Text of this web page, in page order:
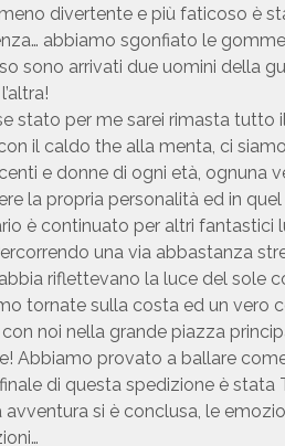
meno divertente e più faticoso è
abbiamo sgonfiato le
sono arrivati due uomini della
stato per me sarei rimasta tutto
il caldo the alla menta, ci
e donne di ogni età, ognuna
la propria personalità ed in
è continuato per altri
una via abbastanza
riflettevano la luce del sole
tornate sulla costa ed un vero
con noi nella grande piazza
Abbiamo provato a ballare
di questa spedizione è stata
avventura si è conclusa, le